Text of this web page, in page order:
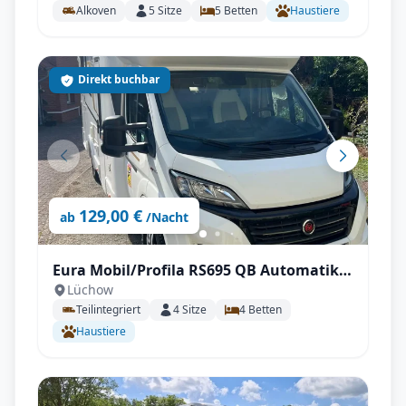
Alkoven 5Sitze 5 Betten Haustiere
ab 129,00 € /Nacht
Direkt buchbar
Eura Mobil/Profila RS695 QB Automatik,
Klima, 4,4t
Lüchow
Teilintegriert 4Sitze 4 Betten
Haustiere